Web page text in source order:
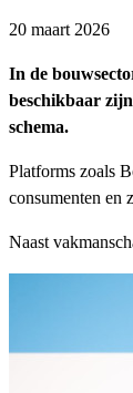
20 maart 2026
In de
beschikbaar
schema.
Platforms zoals
consumenten en
Naast